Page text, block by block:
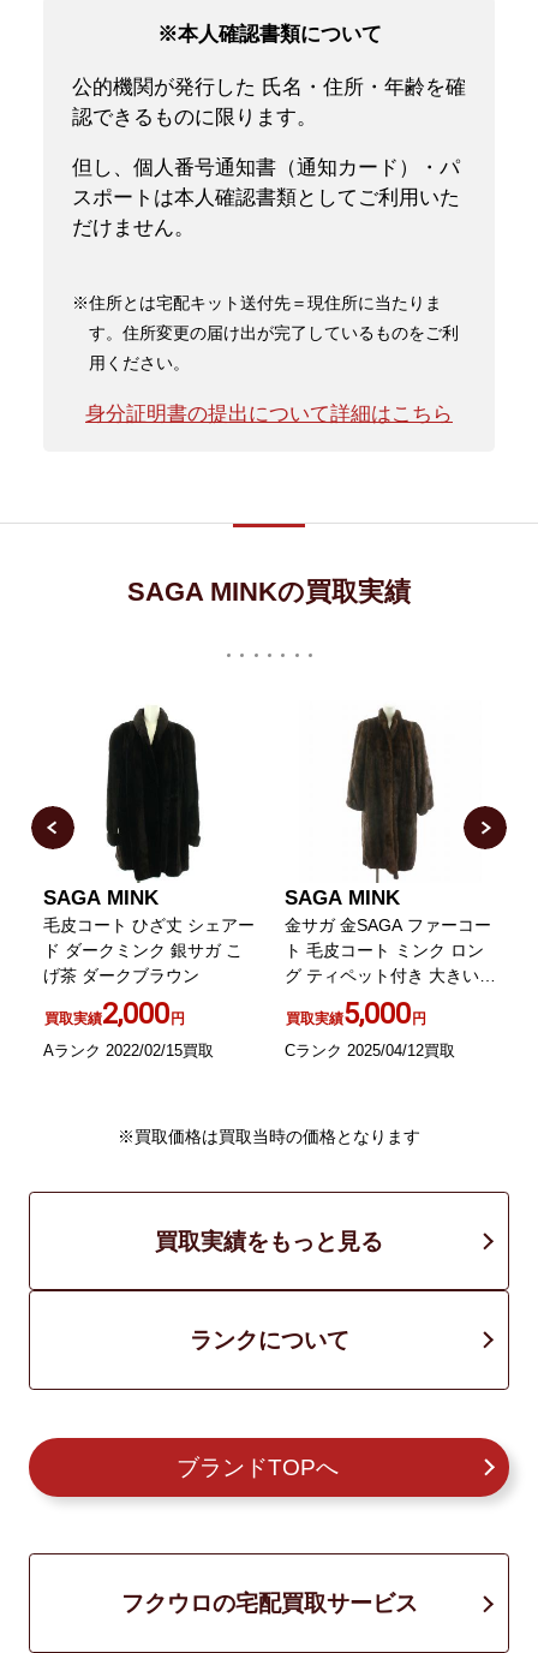
※本人確認書類について
公的機関が発行した 氏名・住所・年齢を確
認できるものに限ります。
但し、個人番号通知書（通知カード）・パ
スポートは本人確認書類としてご利用いた
だけません。
※住所とは宅配キット送付先＝現住所に当たりま
す。住所変更の届け出が完了しているものをご利
用ください。
身分証明書の提出について詳細はこちら
SAGA MINKの買取実績
SAGA MINK
毛皮コート ひざ丈 シェアー
ド ダークミンク 銀サガ こ
げ茶 ダークブラウン
買取実績2,000円
Aランク 2022/02/15買取
SAGA MINK
金サガ 金SAGA ファーコー
ト 毛皮コート ミンク ロン
グ ティペット付き 大きいサ
イズ 13 XL
買取実績5,000円
Cランク 2025/04/12買取
※買取価格は買取当時の価格となります
買取実績をもっと見る
ランクについて
ブランドTOPへ
フクウロの宅配買取サービス